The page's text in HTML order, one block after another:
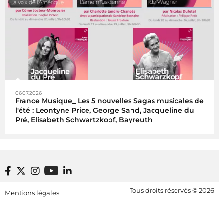
06.07.2026
France Musique_ Les 5 nouvelles Sagas musicales de
l'été : Leontyne Price, George Sand, Jacqueline du
Pré, Elisabeth Schwartzkopf, Bayreuth
Footer bottom
Mentions légales Tous droits réservés © 2026